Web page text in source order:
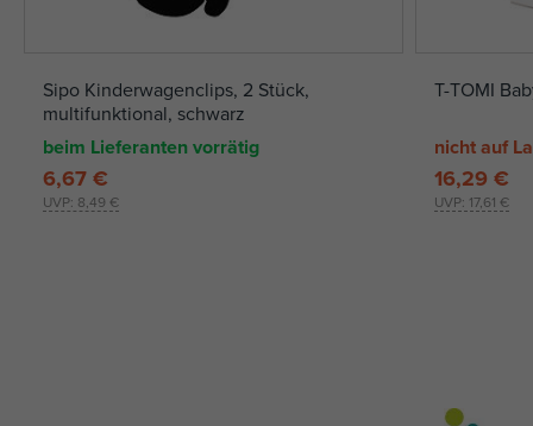
Sipo Kinderwagenclips, 2 Stück,
multifunktional, schwarz
beim Lieferanten vorrätig
UVP: 8,49 €
6,67 €
T-TOMI
nicht auf
UVP: 17,61 €
16,29 €